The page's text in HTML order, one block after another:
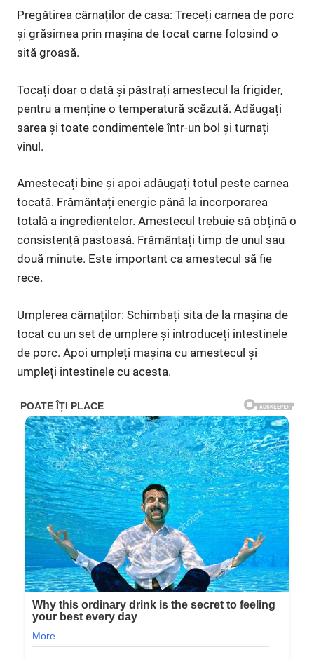
Pregătirea cârnaților de casa: Treceți carnea de porc
și grăsimea prin mașina de tocat carne folosind o
sită groasă.
Tocați doar o dată și păstrați amestecul la frigider,
pentru a menține o temperatură scăzută. Adăugați
sarea și toate condimentele într-un bol și turnați
vinul.
Amestecați bine și apoi adăugați totul peste carnea
tocată. Frământați energic până la incorporarea
totală a ingredientelor. Amestecul trebuie să obțină o
consistență pastoasă. Frământați timp de unul sau
două minute. Este important ca amestecul să fie
rece.
Umplerea cârnaților: Schimbați sita de la mașina de
tocat cu un set de umplere și introduceți intestinele
de porc. Apoi umpleți mașina cu amestecul și
umpleți intestinele cu acesta.